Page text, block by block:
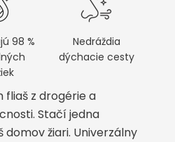
98 %
Nedráždia
dýchacie cesty
fliaš z drogérie a
Stačí jedna
žiari. Univerzálny